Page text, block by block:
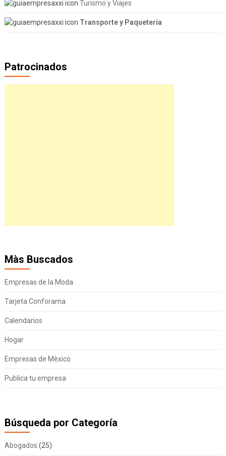
Turismo y Viajes
Transporte y Paquetería
Patrocinados
Màs Buscados
Empresas de la Moda
Tarjeta Conforama
Calendarios
Hogar
Empresas de Mèxico
Publica tu empresa
Búsqueda por Categoría
Abogados (25)